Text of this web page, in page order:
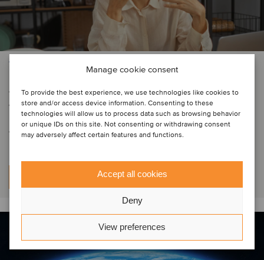
Manage cookie consent
To provide the best experience, we use technologies like cookies to
store and/or access device information. Consenting to these
technologies will allow us to process data such as browsing behavior
or unique IDs on this site. Not consenting or withdrawing consent
may adversely affect certain features and functions.
Accept all cookies
Deny
View preferences
TMT
Almaviva has completed a
voluntary public tender offer for
Almawave